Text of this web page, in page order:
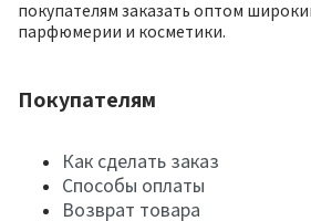
покупателям заказать оптом
парфюмерии и косметики.
Покупателям
Как сделать заказ
Способы оплаты
Возврат товара